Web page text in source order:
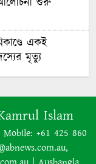
একই
মৃত্যু
ঘটেছে:
বৈঠকের পর ট্রাম্পের
রুখে দিতে
Islam
+61 425 860